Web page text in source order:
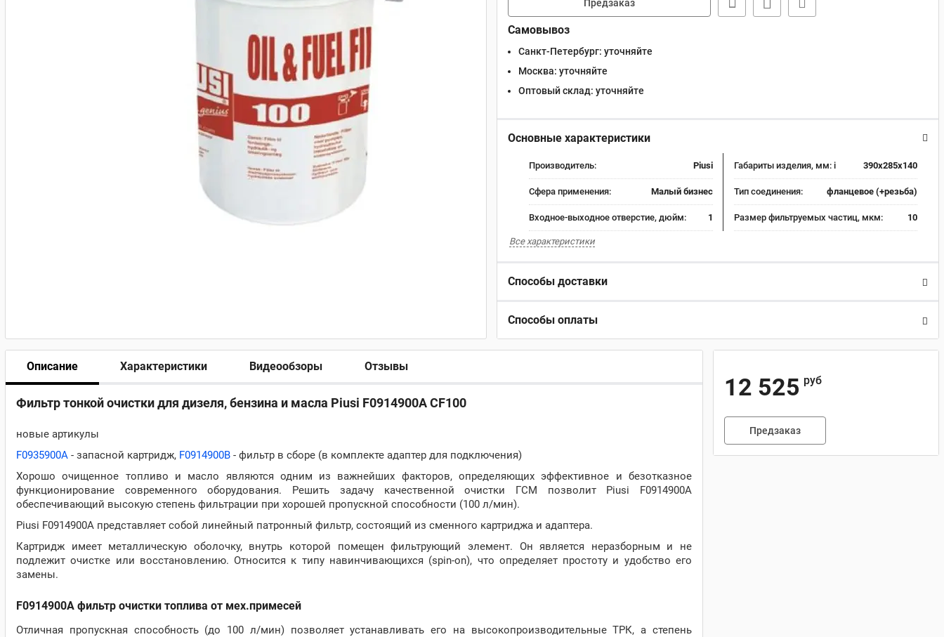
Предзаказ
Самовывоз
Санкт-Петербург: уточняйте
Москва: уточняйте
Оптовый склад: уточняйте
Основные характеристики
Производитель: Piusi Габариты изделия, мм: i 390x285x140
Сфера применения: Малый бизнес Тип соединения: фланцевое (+резьба)
Входное-выходное отверстие, дюйм: 1 Размер фильтруемых частиц, мкм: 10
Все характеристики
Способы доставки
Способы оплаты
Описание Характеристики Видеообзоры Отзывы
Фильтр тонкой очистки для дизеля, бензина и масла Piusi F0914900A CF100
новые артикулы
F0935900A - запасной картридж, F0914900B - фильтр в сборе (в комплекте адаптер для подключения)
Хорошо очищенное топливо и масло являются одним из важнейших факторов, определяющих эффективное и безотказное
функционирование современного оборудования. Решить задачу качественной очистки ГСМ позволит Piusi F0914900A
обеспечивающий высокую степень фильтрации при хорошей пропускной способности (100 л/мин).
Piusi F0914900A представляет собой линейный патронный фильтр, состоящий из сменного картриджа и адаптера.
Картридж имеет металлическую оболочку, внутрь которой помещен фильтрующий элемент. Он является неразборным и не
подлежит очистке или восстановлению. Относится к типу навинчивающихся (spin-on), что определяет простоту и удобство его
замены.
F0914900A фильтр очистки топлива от мех.примесей
Отличная пропускная способность (до 100 л/мин) позволяет устанавливать его на высокопроизводительные ТРК, а степень
12 525 руб
Предзаказ